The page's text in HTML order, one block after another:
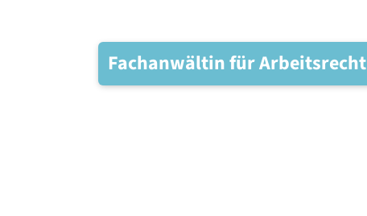
Fachanwältin für Arbeitsrecht